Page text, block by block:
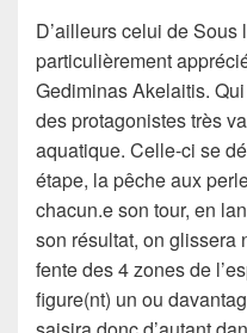
D’ailleurs celui de Sous
particulièrement
Gediminas Akelaitis.
des protagonistes très
aquatique. Celle-ci se
étape, la pêche aux
chacun.e son tour, en
son résultat, on glissera
fente des 4 zones de
figure(nt) un ou